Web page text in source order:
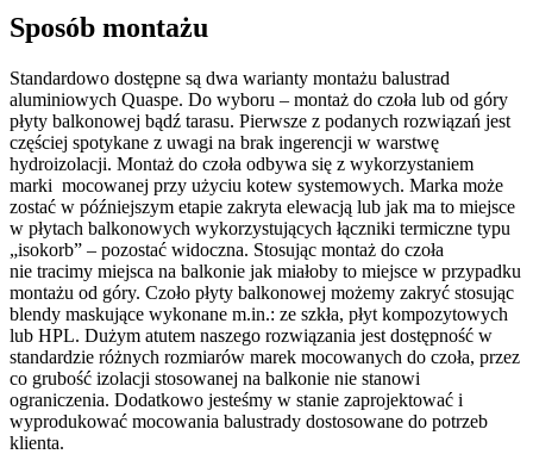
Sposób montażu
Standardowo dostępne są dwa warianty montażu balustrad
aluminiowych Quaspe. Do wyboru – montaż do czoła lub od góry
płyty balkonowej bądź tarasu. Pierwsze z podanych rozwiązań jest
częściej spotykane z uwagi na brak ingerencji w warstwę
hydroizolacji. Montaż do czoła odbywa się z wykorzystaniem
marki mocowanej przy użyciu kotew systemowych. Marka może
zostać w późniejszym etapie zakryta elewacją lub jak ma to miejsce
w płytach balkonowych wykorzystujących łączniki termiczne typu
„isokorb” – pozostać widoczna. Stosując montaż do czoła
nie tracimy miejsca na balkonie jak miałoby to miejsce w przypadku
montażu od góry. Czoło płyty balkonowej możemy zakryć stosując
blendy maskujące wykonane m.in.: ze szkła, płyt kompozytowych
lub HPL. Dużym atutem naszego rozwiązania jest dostępność w
standardzie różnych rozmiarów marek mocowanych do czoła, przez
co grubość izolacji stosowanej na balkonie nie stanowi
ograniczenia. Dodatkowo jesteśmy w stanie zaprojektować i
wyprodukować mocowania balustrady dostosowane do potrzeb
klienta.